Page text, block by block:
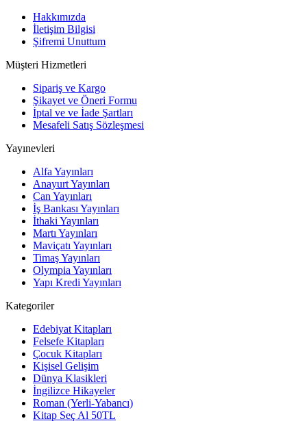
Hakkımızda
İletişim Bilgisi
Şifremi Unuttum
Müşteri Hizmetleri
Sipariş ve Kargo
Şikayet ve Öneri Formu
İptal ve ve İade Şartları
Mesafeli Satış Sözleşmesi
Yayınevleri
Alfa Yayınları
Anayurt Yayınları
Can Yayınları
İş Bankası Yayınları
İthaki Yayınları
Martı Yayınları
Maviçatı Yayınları
Timaş Yayınları
Olympia Yayınları
Yapı Kredi Yayınları
Kategoriler
Edebiyat Kitapları
Felsefe Kitapları
Çocuk Kitapları
Kişisel Gelişim
Dünya Klasikleri
İngilizce Hikayeler
Roman (Yerli-Yabancı)
Kitap Seç Al 50TL